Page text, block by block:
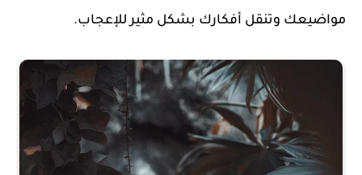
مواضيعك وتنقل أفكارك بشكل مثير للإعجاب.